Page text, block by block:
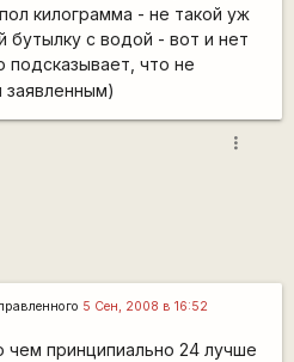
килограмма - не такой уж
бутылку с водой - вот и нет
подсказывает, что не
заявленным)
more_vert
5 Сен, 2008 в 16:52
чем принципиально 24 лучше